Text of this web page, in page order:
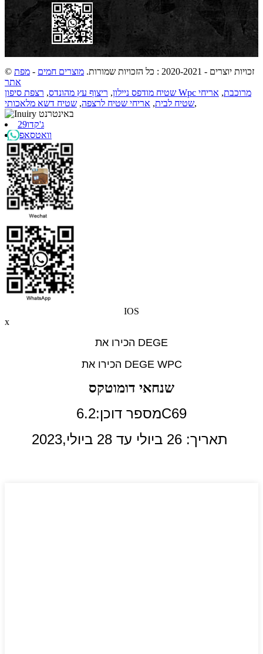
וואטסאפ
© זכויות יוצרים - 2020-2021 : כל הזכויות שמורות.
מוצרים חמים - מפת
אתר
שטיח מודפס ניילון, ריצוף עץ מהונדס, רצפת סיפון Wpc מרוכבת, אריחי
שטיח לבית, אריחי שטיח לרצפה, שטיח דשא מלאכותי ,
ג'קדו29
וואטסאפ
IOS
x
הכירו את DEGE
הכירו את DEGE WPC
שנחאי דומוטקס
מספר דוכן:6.2C69
תאריך: 26 ביולי עד 28 ביולי,
2023